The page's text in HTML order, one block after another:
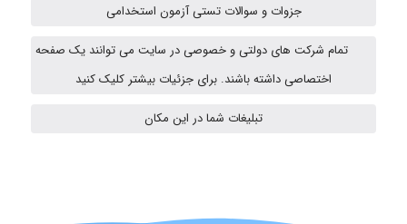
ABOALFZAL ZAREI
جزوات و سوالات تستی آزمون استخدامی
تمام شرکت های دولتی و خصوصی در سایت می توانند یک صفحه
اختصاصی داشته باشند. برای جزئیات بیشتر کلیک کنید
تبلیغات شما در این مکان